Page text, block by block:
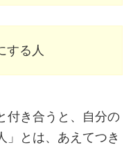
する人
付き合うと、自分の
」とは、あえてつき